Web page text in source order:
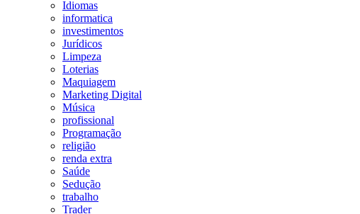
Idiomas
informatica
investimentos
Jurídicos
Limpeza
Loterias
Maquiagem
Marketing Digital
Música
profissional
Programação
religião
renda extra
Saúde
Sedução
trabalho
Trader